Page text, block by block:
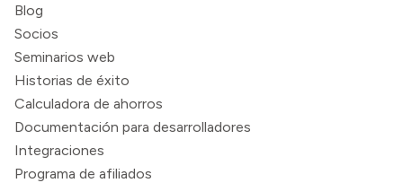
Blog
Socios
Seminarios web
Historias de éxito
Calculadora de ahorros
Documentación para desarrolladores
Integraciones
Programa de afiliados